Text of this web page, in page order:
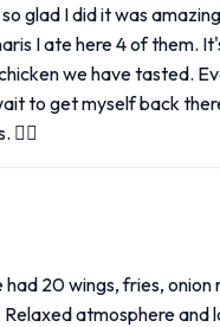
glad I did it was
I ate here 4 of them.
we have tasted.
to get myself back
20 wings, fries, onion
atmosphere and